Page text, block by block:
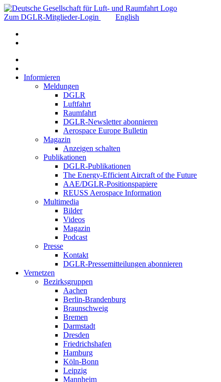
Zum DGLR-Mitglieder-Login English
Informieren
Meldungen
DGLR
Luftfahrt
Raumfahrt
DGLR-Newsletter abonnieren
Aerospace Europe Bulletin
Magazin
Anzeigen schalten
Publikationen
DGLR-Publikationen
The Energy-Efficient Aircraft of the Future
AAE/DGLR-Positionspapiere
REUSS Aerospace Information
Multimedia
Bilder
Videos
Magazin
Podcast
Presse
Kontakt
DGLR-Pressemitteilungen abonnieren
Vernetzen
Bezirksgruppen
Aachen
Berlin-Brandenburg
Braunschweig
Bremen
Darmstadt
Dresden
Friedrichshafen
Hamburg
Köln-Bonn
Leipzig
Mannheim